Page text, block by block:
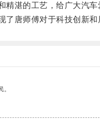
湛的工艺，给广大汽车
唐师傅对于科技创新和